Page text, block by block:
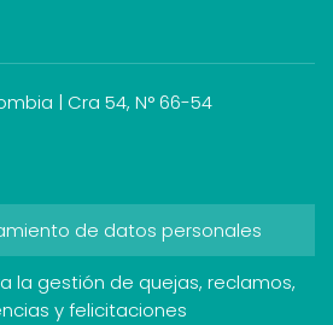
| Cra 54, N° 66-54
de datos personales
la gestión de quejas, reclamos,
y felicitaciones